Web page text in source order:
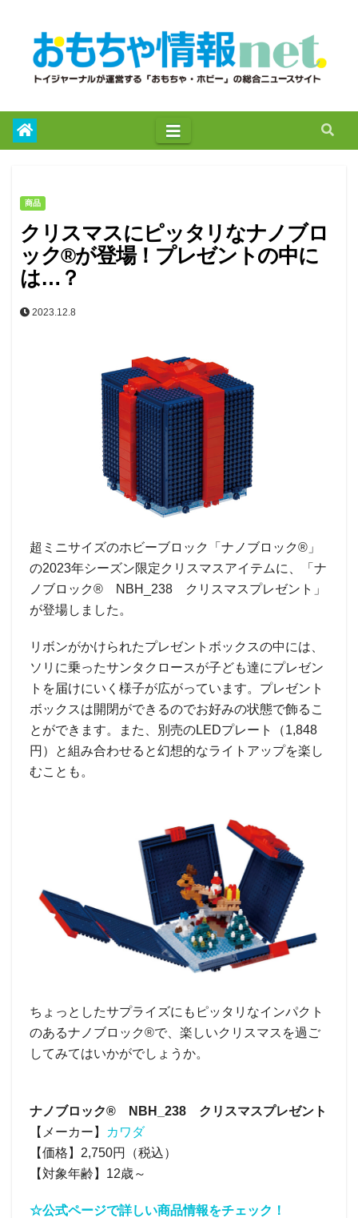
商品
クリスマスにピッタリなナノブロ
ック®が登場！プレゼントの中に
は…？
2023.12.8
超ミニサイズのホビーブロック「ナノブロック®」
の2023年シーズン限定クリスマスアイテムに、「ナ
ノブロック® NBH_238 クリスマスプレゼント」
が登場しました。
リボンがかけられたプレゼントボックスの中には、
ソリに乗ったサンタクロースが子ども達にプレゼン
トを届けにいく様子が広がっています。プレゼント
ボックスは開閉ができるのでお好みの状態で飾るこ
とができます。また、別売のLEDプレート（1,848
円）と組み合わせると幻想的なライトアップを楽し
むことも。
ちょっとしたサプライズにもピッタリなインパクト
のあるナノブロック®で、楽しいクリスマスを過ご
してみてはいかがでしょうか。
ナノブロック® NBH_238 クリスマスプレゼント
【メーカー】
カワダ
【価格】2,750円（税込）
【対象年齢】12歳～
☆公式ページで詳しい商品情報をチェック！